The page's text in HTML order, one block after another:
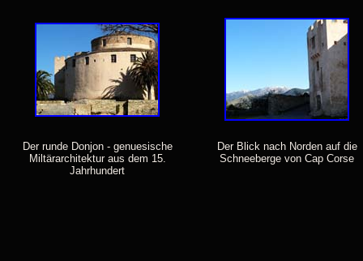
Der runde Donjon - genuesische
Miltärarchitektur aus dem 15.
Jahrhundert
Der Blick nach Norden auf die
Schneeberge von Cap Corse